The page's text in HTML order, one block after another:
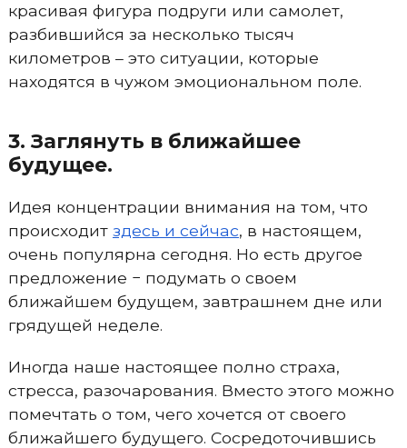
красивая фигура подруги или самолет,
разбившийся за несколько тысяч
километров – это ситуации, которые
находятся в чужом эмоциональном поле.
3. Заглянуть в ближайшее
будущее.
Идея концентрации внимания на том, что
происходит здесь и сейчас, в настоящем,
очень популярна сегодня. Но есть другое
предложение − подумать о своем
ближайшем будущем, завтрашнем дне или
грядущей неделе.
Иногда наше настоящее полно страха,
стресса, разочарования. Вместо этого можно
помечтать о том, чего хочется от своего
ближайшего будущего. Сосредоточившись